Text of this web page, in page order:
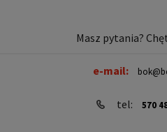
Masz pytania?
e-mail:
tel: 570